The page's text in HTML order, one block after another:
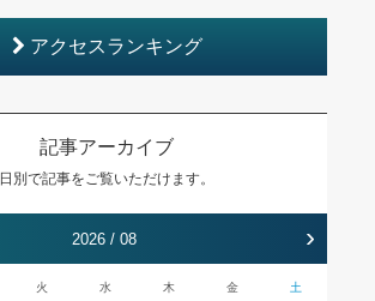
アクセスランキング
記事アーカイブ
日別で記事をご覧いただけます。
2026 / 08 ›
火 水 木 金 土